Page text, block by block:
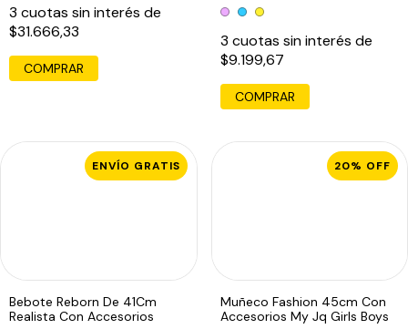
3 cuotas sin interés de
$31.666,33
3 cuotas sin interés de
$9.199,67
COMPRAR
ENVÍO GRATIS
Bebote Reborn De 41Cm
Realista Con Accesorios
20% OFF
Muñeco Fashion 45cm Con
Accesorios My Jq Girls Boys